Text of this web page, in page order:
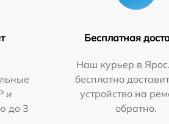
и
до 3
Бесплатная
Наш курьер в
бесплатно
устройство на
обратно.